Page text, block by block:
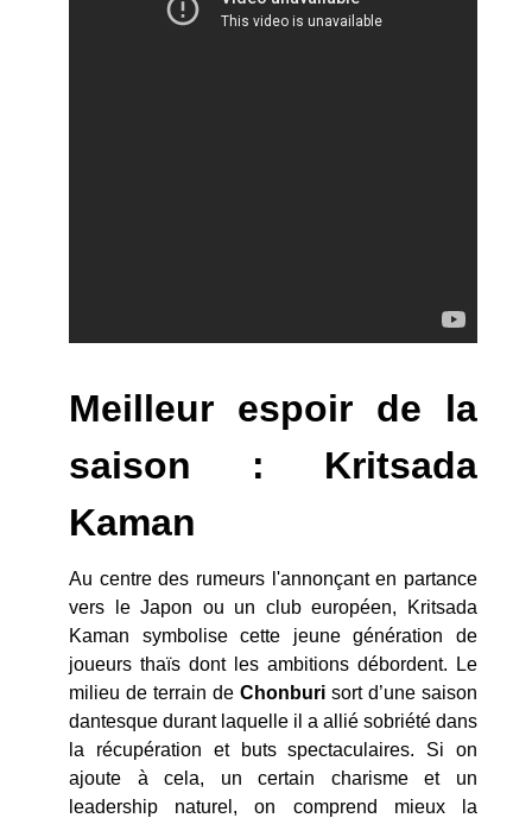
Meilleur espoir de la
saison : Kritsada
Kaman
Au centre des rumeurs l'annonçant en partance
vers le Japon ou un club européen, Kritsada
Kaman symbolise cette jeune génération de
joueurs thaïs dont les ambitions débordent. Le
milieu de terrain de Chonburi sort d’une saison
dantesque durant laquelle il a allié sobriété dans
la récupération et buts spectaculaires. Si on
ajoute à cela, un certain charisme et un
leadership naturel, on comprend mieux la